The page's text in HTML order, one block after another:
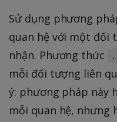
Sử dụng phương
quan hệ với một đối
nhận. Phương thức
mỗi đối tượng liên
ý: phương pháp này
mỗi quan hệ, nhưng